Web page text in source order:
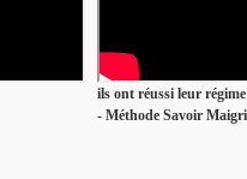
ils ont réussi leur
- Méthode Savoir